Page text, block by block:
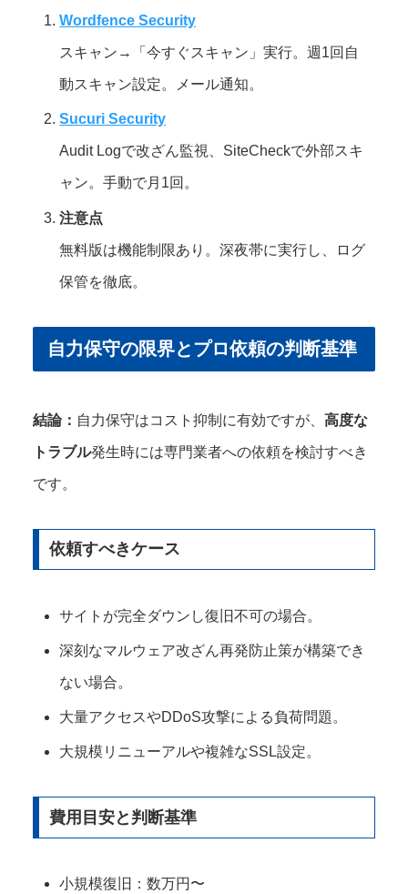
Wordfence Security
スキャン→「今すぐスキャン」実行。週1回自
動スキャン設定。メール通知。
Sucuri Security
Audit Logで改ざん監視、SiteCheckで外部スキ
ャン。手動で月1回。
注意点
無料版は機能制限あり。深夜帯に実行し、ログ
保管を徹底。
自力保守の限界とプロ依頼の判断基準
結論： 自力保守はコスト抑制に有効ですが、 高度な
トラブル発生時には専門業者への依頼を検討すべき
です。
依頼すべきケース
サイトが完全ダウンし復旧不可の場合。
深刻なマルウェア改ざん再発防止策が構築でき
ない場合。
大量アクセスやDDoS攻撃による負荷問題。
大規模リニューアルや複雑なSSL設定。
費用目安と判断基準
小規模復旧：数万円〜